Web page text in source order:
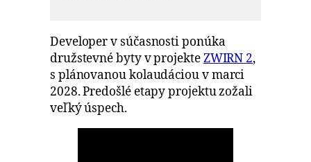
Developer v súčasnosti ponúka
družstevné byty v projekte ZWIRN 2,
s plánovanou kolaudáciou v marci
2028. Predošlé etapy projektu zožali
veľký úspech.